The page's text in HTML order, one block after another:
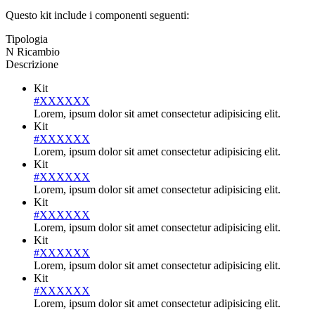
Questo kit include i componenti seguenti:
Tipologia
N Ricambio
Descrizione
Kit
#XXXXXX
Lorem, ipsum dolor sit amet consectetur adipisicing elit.
Kit
#XXXXXX
Lorem, ipsum dolor sit amet consectetur adipisicing elit.
Kit
#XXXXXX
Lorem, ipsum dolor sit amet consectetur adipisicing elit.
Kit
#XXXXXX
Lorem, ipsum dolor sit amet consectetur adipisicing elit.
Kit
#XXXXXX
Lorem, ipsum dolor sit amet consectetur adipisicing elit.
Kit
#XXXXXX
Lorem, ipsum dolor sit amet consectetur adipisicing elit.